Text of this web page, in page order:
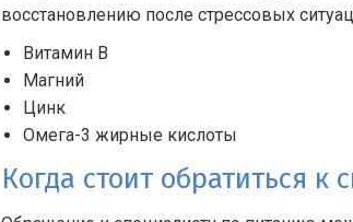
восстановлению после стрессовых
Витамин B
Магний
Цинк
Омега-3 жирные кислоты
Когда стоит обратиться